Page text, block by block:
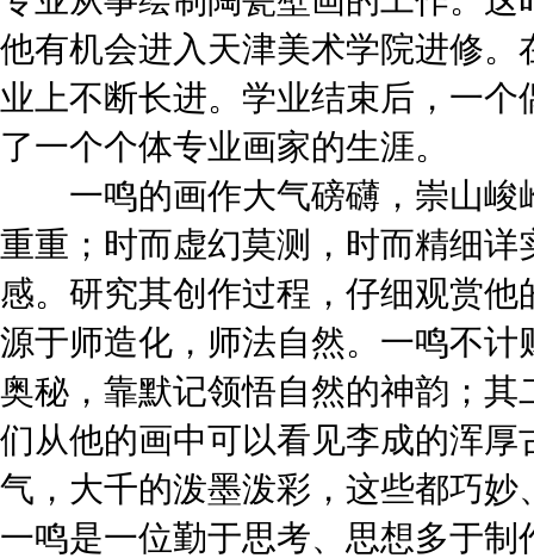
他有机会进入天津美术学院进修
业上不断长进。学业结束后，一
了一个个体专业画家的生涯。
一鸣的画作大气磅礴，崇山峻
重重；时而虚幻莫测，时而精细
感。研究其创作过程，仔细观赏
源于师造化，师法自然。一鸣不
奥秘，靠默记领悟自然的神韵；
们从他的画中可以看见李成的浑
气，大千的泼墨泼彩，这些都巧
一鸣是一位勤于思考、思想多于